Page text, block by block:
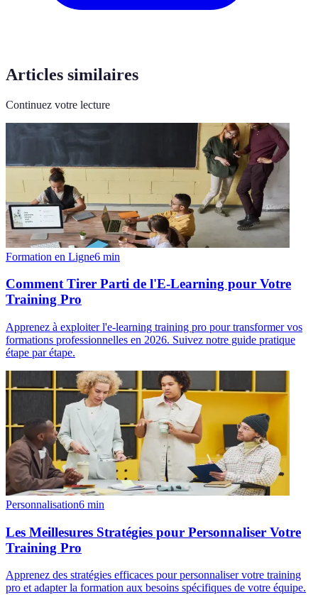
Articles similaires
Continuez votre lecture
Formation en Ligne6 min
Comment Tirer Parti de l'E-Learning pour Votre
Training Pro
Apprenez à exploiter l'e-learning training pro pour transformer vos
formations professionnelles en 2026. Suivez notre guide pratique
étape par étape.
Personnalisation6 min
Les Meillesures Stratégies pour Personnaliser Votre
Training Pro
Apprenez des stratégies efficaces pour personnaliser votre training
pro et adapter la formation aux besoins spécifiques de votre équipe.